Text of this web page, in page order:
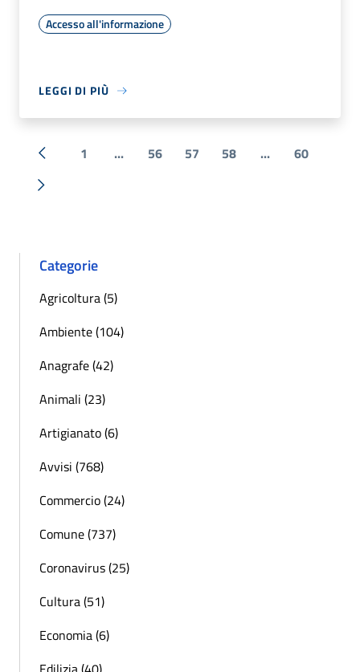
Accesso all'informazione
LEGGI DI PIÙ
« Precedente
1 ... 56 57 58 ... 60
Successiva »
Categorie
Agricoltura (5)
Ambiente (104)
Anagrafe (42)
Animali (23)
Artigianato (6)
Avvisi (768)
Commercio (24)
Comune (737)
Coronavirus (25)
Cultura (51)
Economia (6)